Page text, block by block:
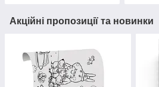
Акційні пропозиції та новинки